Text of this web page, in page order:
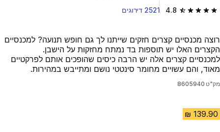
4.8 4.8 out of 5 stars from 2521 reviews 2521 דירוגים
רוצה מכנסיים קצרים חזקים שייתנו לך גם חופש תנועה? למכנסיים
הקצרים האלו יש תוספות בד נמתח מחזקות על הישבן.
למכנסיים קצרים אלה יש הרבה כיסים שהופכים אותם לפרקטיים
מאוד, והם עשויים מחומר סינטטי נושם ומתייבש במהירות.
מק"ט 8605940